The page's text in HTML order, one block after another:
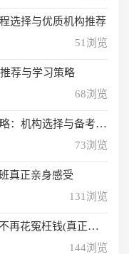
选择与优质机构推荐
51浏览
荐与学习策略
68浏览
机构选择与备考指南
73浏览
真正亲身感受
131浏览
钱(真正的用户反馈)
144浏览